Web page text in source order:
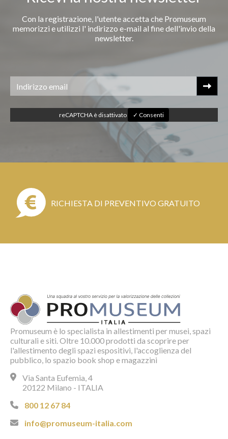
Con la registrazione, l'utente accetta che Promuseum
memorizzi e utilizzi l' indirizzo e-mail al fine dell'invio della
newsletter.
reCAPTCHA è disattivato ✓ Consenti
RICHIESTA DI PREVENTIVO GRATUITO
Promuseum è lo specialista in allestimenti per musei, spazi
culturali e siti. Oltre 10.000 prodotti da scoprire per
l'allestimento degli spazi espositivi, l'accoglienza del
pubblico, lo spazio book shop e magazzini
Via Santa Eufemia, 4
20122 Milano - ITALIA
800 12 67 84
info@promuseum-italia.com